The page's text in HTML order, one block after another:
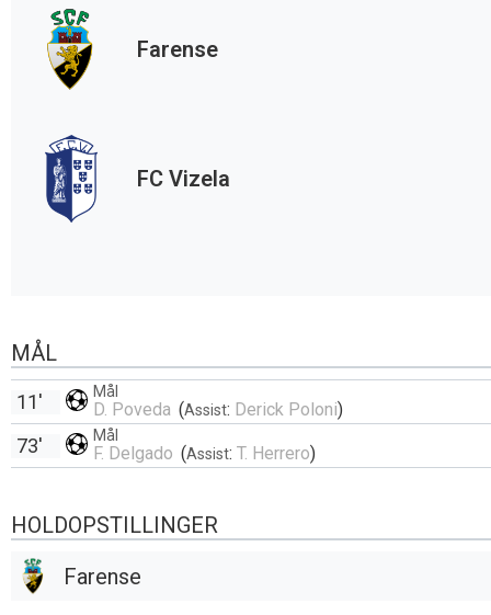
Farense
FC Vizela
MÅL
Mål
D. Poveda (Assist: Derick Poloni)
11'
Mål
F. Delgado (Assist: T. Herrero)
73'
HOLDOPSTILLINGER
Farense